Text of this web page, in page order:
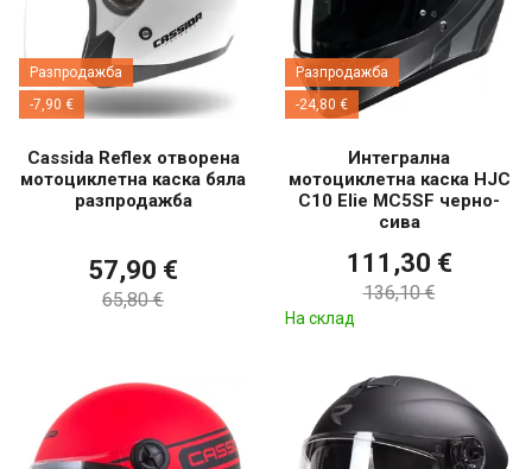
Разпродажба
-7,90 €
Cassida Reflex отворена
мотоциклетна каска бяла
разпродажба
57,90 €
65,80 €
Разпродажба
-24,80 €
Интегрална
мотоциклетна каска HJC
C10 Elie MC5SF черно-
сива
111,30 €
136,10 €
На склад